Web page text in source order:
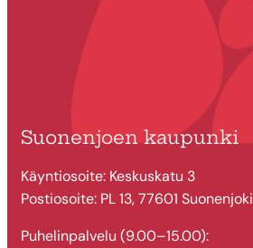
Suonenjoen kaupunki
Käyntiosoite: Keskuskatu 3
Postiosoite: PL 13, 77601 Suonenjoki
Puhelinpalvelu (9.00–15.00):